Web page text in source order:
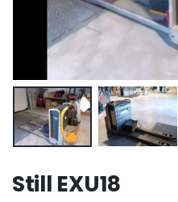
Still EXU18